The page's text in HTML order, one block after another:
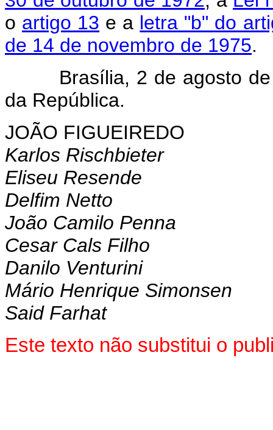
o artigo 13 e a letra "b" do
de 14 de novembro de 1975.
Brasília, 2 de agosto de
da República.
JOÃO FIGUEIREDO
Karlos Rischbieter
Eliseu Resende
Delfim Netto
João Camilo Penna
Cesar Cals Filho
Danilo Venturini
Mário Henrique Simonsen
Said Farhat
Este texto não substitui o